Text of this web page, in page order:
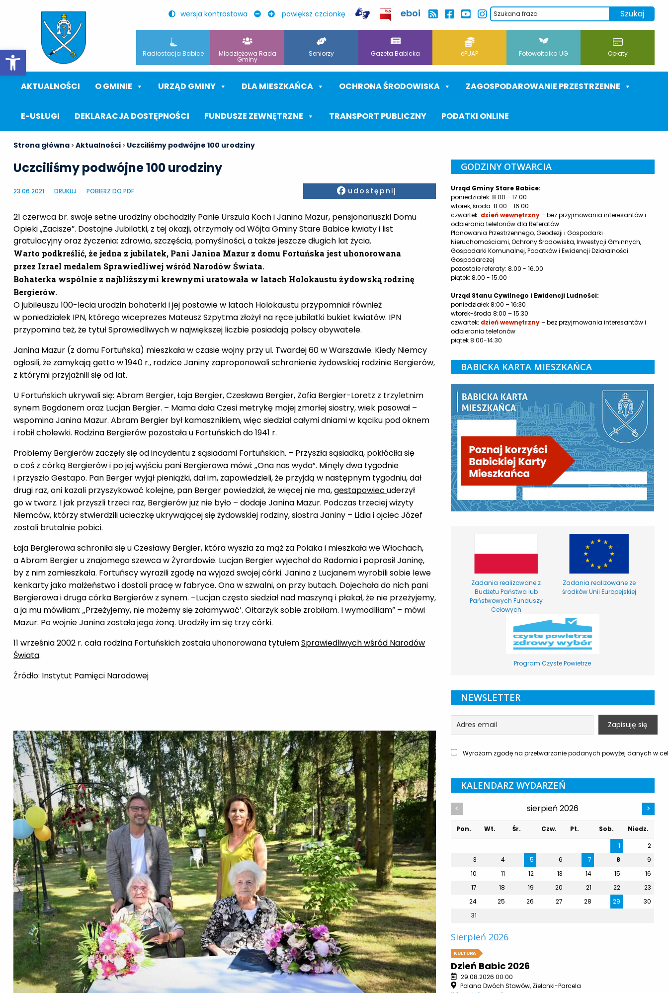
Otwórz pasek narzędzi
wersja kontrastowa powiększ czcionkę eboi
Radiostacja Babice Młodzieżowa Rada
Gminy
Seniorzy Gazeta Babicka ePUAP Fotowoltaika UG Opłaty
AKTUALNOŚCI O GMINIE URZĄD GMINY DLA MIESZKAŃCA OCHRONA ŚRODOWISKA ZAGOSPODAROWANIE PRZESTRZENNE
E-USŁUGI DEKLARACJA DOSTĘPNOŚCI FUNDUSZE ZEWNĘTRZNE TRANSPORT PUBLICZNY PODATKI ONLINE
Strona główna >Aktualności > Uczciliśmy podwójne 100 urodziny
Uczciliśmy podwójne 100 urodziny
23.06.2021 DRUKUJ POBIERZ DO PDF Facebook
udostępnij
21 czerwca br. swoje setne urodziny obchodziły Panie Urszula Koch i Janina Mazur, pensjonariuszki Domu
Opieki „Zacisze”. Dostojne Jubilatki, z tej okazji, otrzymały od Wójta Gminy Stare Babice kwiaty i list
gratulacyjny oraz życzenia: zdrowia, szczęścia, pomyślności, a także jeszcze długich lat życia.
Warto podkreślić, że jedna z jubilatek, Pani Janina Mazur z domu Fortuńska jest uhonorowana
przez Izrael medalem Sprawiedliwej wśród Narodów Świata.
Bohaterka wspólnie z najbliższymi krewnymi uratowała w latach Holokaustu żydowską rodzinę
Bergierów.
O jubileuszu 100-lecia urodzin bohaterki i jej postawie w latach Holokaustu przypomniał również
w poniedziałek IPN, którego wiceprezes Mateusz Szpytma złożył na ręce jubilatki bukiet kwiatów. IPN
przypomina też, że tytuł Sprawiedliwych w największej liczbie posiadają polscy obywatele.
Janina Mazur (z domu Fortuńska) mieszkała w czasie wojny przy ul. Twardej 60 w Warszawie. Kiedy Niemcy
ogłosili, że zamykają getto w 1940 r., rodzice Janiny zaproponowali schronienie żydowskiej rodzinie Bergierów,
z którymi przyjaźnili się od lat.
U Fortuńskich ukrywali się: Abram Bergier, Łaja Bergier, Czesława Bergier, Zofia Bergier-Loretz z trzyletnim
synem Bogdanem oraz Lucjan Bergier. – Mama dała Czesi metrykę mojej zmarłej siostry, wiek pasował –
wspomina Janina Mazur. Abram Bergier był kamasznikiem, więc siedział całymi dniami w kąciku pod oknem
i robił cholewki. Rodzina Bergierów pozostała u Fortuńskich do 1941 r.
Problemy Bergierów zaczęły się od incydentu z sąsiadami Fortuńskich. – Przyszła sąsiadka, pokłóciła się
o coś z córką Bergierów i po jej wyjściu pani Bergierowa mówi: „Ona nas wyda”. Minęły dwa tygodnie
i przyszło Gestapo. Pan Berger wyjął pieniążki, dał im, zapowiedzieli, że przyjdą w następnym tygodniu, dał
drugi raz, oni kazali przyszykować kolejne, pan Berger powiedział, że więcej nie ma,gestapowiec uderzył
go w twarz. I jak przyszli trzeci raz, Bergierów już nie było – dodaje Janina Mazur. Podczas trzeciej wizyty
Niemców, którzy stwierdzili ucieczkę ukrywającej się żydowskiej rodziny, siostra Janiny – Lidia i ojciec Józef
zostali brutalnie pobici.
Łaja Bergierowa schroniła się u Czesławy Bergier, która wyszła za mąż za Polaka i mieszkała we Włochach,
a Abram Bergier u znajomego szewca w Żyrardowie. Lucjan Bergier wyjechał do Radomia i poprosił Janinę,
by z nim zamieszkała. Fortuńscy wyrazili zgodę na wyjazd swojej córki. Janina z Lucjanem wyrobili sobie lewe
kenkarty jako małżeństwo i dostali pracę w fabryce. Ona w szwalni, on przy butach. Dojechała do nich pani
Bergierowa i druga córka Bergierów z synem. –Lucjan często siedział nad maszyną i płakał, że nie przeżyjemy,
a ja mu mówiłam: „Przeżyjemy, nie możemy się załamywać’. Ołtarzyk sobie zrobiłam. I wymodliłam” – mówi
Mazur. Po wojnie Janina została jego żoną. Urodziły im się trzy córki.
11 września 2002 r. cała rodzina Fortuńskich została uhonorowana tytułemSprawiedliwych wśród Narodów
Świata.
Źródło: Instytut Pamięci Narodowej
GODZINY OTWARCIA
Urząd Gminy Stare Babice:
poniedziałek: 8.00 - 17.00
wtorek, środa: 8.00 - 16.00
czwartek: dzień wewnętrzny– bez przyjmowania interesantów i
odbierania telefonów dla Referatów:
Planowania Przestrzennego, Geodezji i Gospodarki
Nieruchomościami, Ochrony Środowiska, Inwestycji Gminnych,
Gospodarki Komunalnej, Podatków i Ewidencji Działalności
Gospodarczej
pozostałe referaty: 8.00 - 16.00
piątek: 8.00 - 15.00
Urząd Stanu Cywilnego i Ewidencji Ludności:
poniedziałek 8:00 – 16:30
wtorek-środa 8:00 – 15:30
czwartek: dzień wewnętrzny– bez przyjmowania interesantów i
odbierania telefonów
piątek 8:00-14:30
BABICKA KARTA MIESZKAŃCA
Zadania realizowane z
Budżetu Państwa lub
Państwowych Funduszy
Celowych
Zadania realizowane ze
środków Unii Europejskiej
Program Czyste Powietrze
NEWSLETTER
Wyrażam zgodę na przetwarzanie podanych powyżej danych w
KALENDARZ WYDARZEŃ
< sierpień 2026 >
Pon. Wt. Śr. Czw. Pt. Sob.
Niedz.
1
2
3
4 5 6 7 8
9
10
11 12 13 14 15
16
17
18 19 20 21 22
23
24
25 26 27 28 29
30
31
Sierpień 2026
KULTURA
Dzień Babic 2026
29.08.2026 00:00
Polana Dwóch Stawów, Zielonki-Parcela